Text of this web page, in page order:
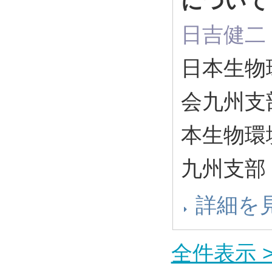
日吉健二
日本生
会九州
本生物
九州支部
詳細を
全件表示